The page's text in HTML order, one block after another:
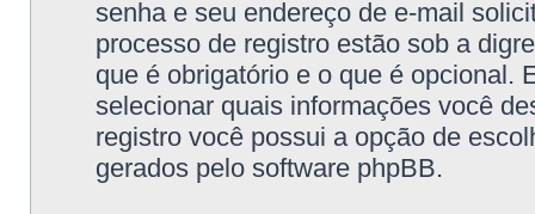
senha e seu endereço de e-mail
processo de registro estão sob a
que é obrigatório e o que é opcional.
selecionar quais informações você
registro você possui a opção de
gerados pelo software phpBB.